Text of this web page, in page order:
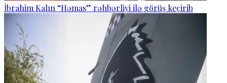
İbrahim Kalın “Həmas” rəhbərliyi ilə görüş keçirib